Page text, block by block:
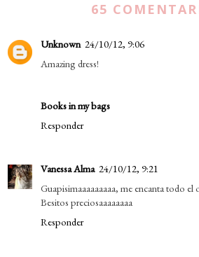
65
Unknown 24/10/12, 9:06
Amazing dress!
Books in my bags
Responder
Vanessa Alma 24/10/12, 9:21
Guapisimaaaaaaaaa, me encanta todo el
Besitos preciosaaaaaaaa
Responder